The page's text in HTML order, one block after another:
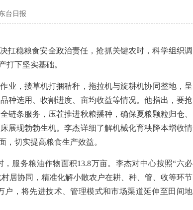
台日报
扛稳粮食安全政治责任，抢抓关键农时，科学组织调
打下坚实基础。
业，搂草机打捆秸秆，拖拉机与旋耕机协同整地，呈
种选用、收割进度、亩均收益等情况。他指出，要抢
条服务，压茬推进秋粮播种，确保夏粮颗粒归仓、
展现勃勃生机。李杰详细了解机械化育秧降本增收情
切实提高粮食生产效益。
服务粮油作物面积13.8万亩。李杰对中心按照“六必
居协同，精准化解小散农户在耕、种、管、收等环节
，将先进技术、管理模式和市场渠道延伸至田间地